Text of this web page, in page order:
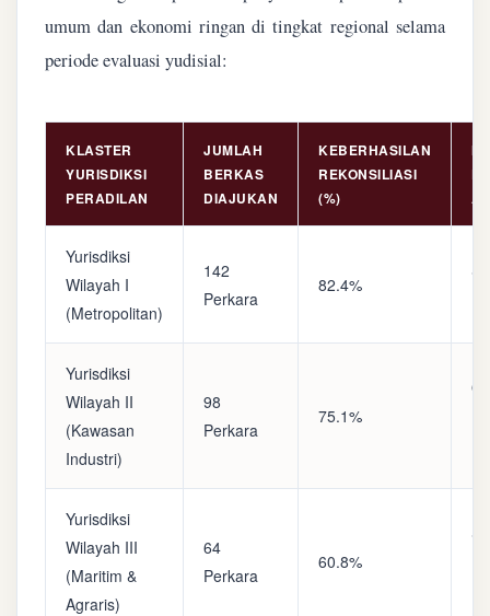
umum dan ekonomi ringan di tingkat regional selama
periode evaluasi yudisial:
KLASTER
YURISDIKSI
PERADILAN
JUMLAH
BERKAS
DIAJUKAN
KEBERHASILAN
REKONSILIASI
(%)
Yurisdiksi
Wilayah I
(Metropolitan)
142
Perkara
82.4%
Yurisdiksi
Wilayah II
(Kawasan
Industri)
98
Perkara
75.1%
Yurisdiksi
Wilayah III
(Maritim &
Agraris)
64
Perkara
60.8%